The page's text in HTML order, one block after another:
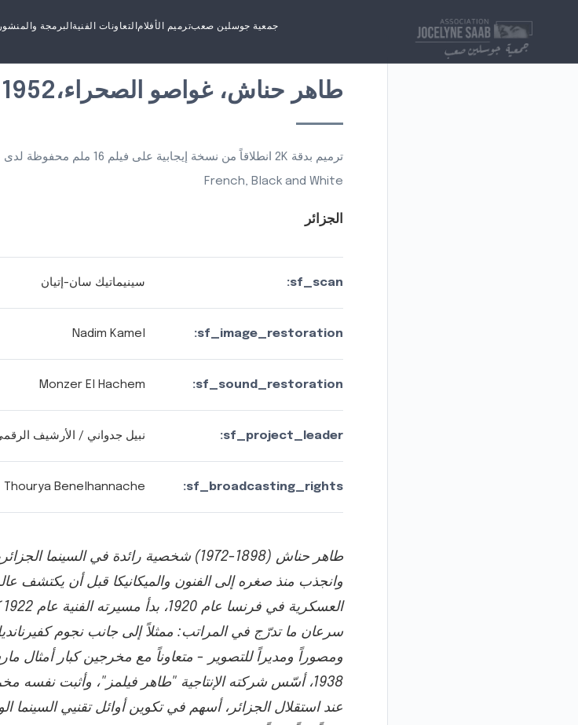
جمعية جوسلين صعبترميم الأفلام التعاونات الفنية البرمجة
طاهر حناش، غواصو الصحراء،1952
ترميم بدقة 2K انطلاقاً من نسخة إيجابية على فيلم 16 ملم محفوظة لدى عائلة بن الحناش
French, Black and White
الجزائر
sf_scan: سينيماتيك سان-إتيان
sf_image_restoration:
Nadim Kamel
sf_sound_restoration:
Monzer El Hachem
sf_project_leader: نبيل جدواني / الأرشيف
sf_broadcasting_rights:
Thourya Benelhannache
طاهر حناش (1898-1972) شخصية رائدة في
وانجذب منذ صغره إلى الفنون والميكانيكا قبل أن يكتشف
سرعان ما تدرّج في المراتب: ممثلاً إلى جانب نجوم
ومصوراً ومديراً للتصوير - متعاوناً مع مخرجين كبار أمثال
1938، أسّس شركته الإنتاجية "طاهر فيلمز"، وأثبت نفسه مخرجاً متمكناً.
عند استقلال الجزائر، أسهم في تكوين أوائل تقنيي السينما